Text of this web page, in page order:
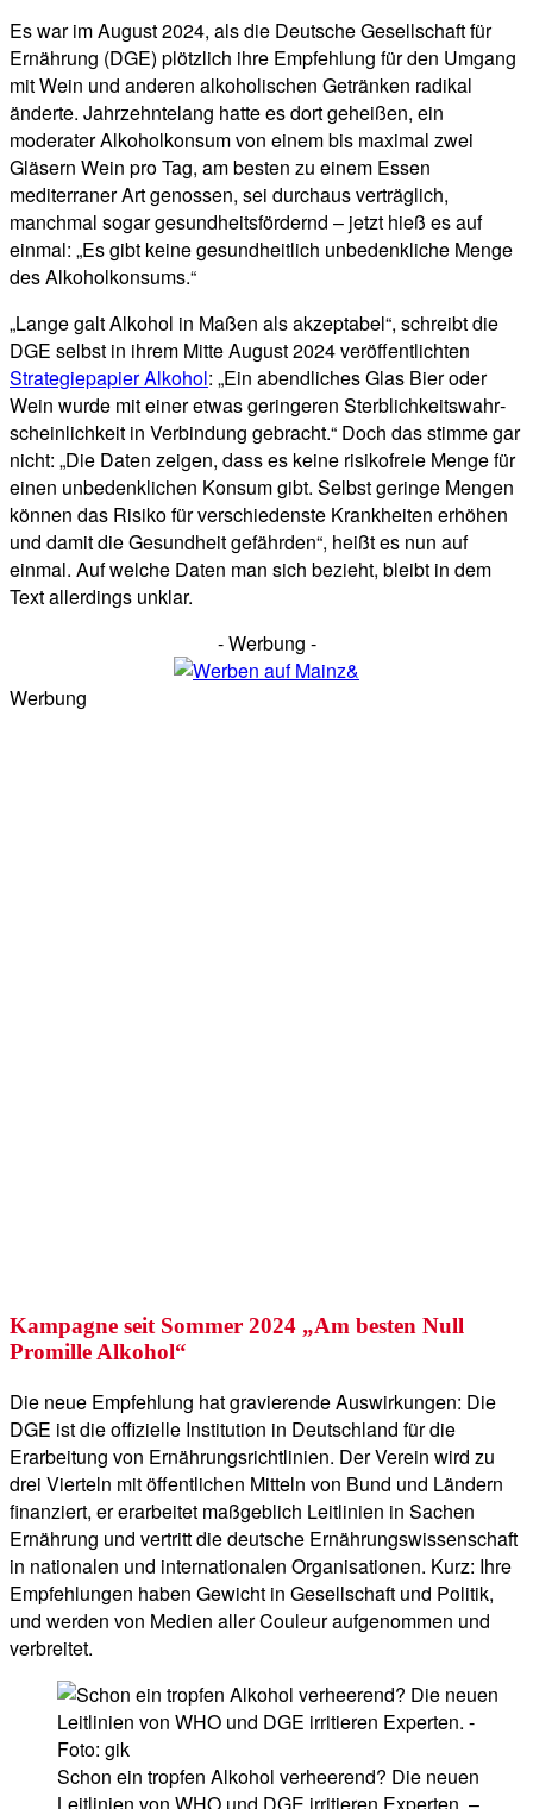
Es war im August 2024, als die Deutsche Gesellschaft für
Ernährung (DGE) plötzlich ihre Empfehlung für den Umgang
mit Wein und anderen alkoholischen Getränken radikal
änderte. Jahrzehntelang hatte es dort geheißen, ein
moderater Alkoholkonsum von einem bis maximal zwei
Gläsern Wein pro Tag, am besten zu einem Essen
mediterraner Art genossen, sei durchaus verträglich,
manchmal sogar gesundheitsfördernd – jetzt hieß es auf
einmal: „Es gibt keine gesundheitlich unbedenkliche Menge
des Alkoholkonsums.“
„Lang­e galt Alk­o­hol in Maßen als ak­zep­tabel“, schreibt die
DGE selbst in ihrem Mitte August 2024 veröffentlichten
Strategiepapier Alkohol: „Ein a­bend­lich­es Glas Bier oder
Wein wur­de mit ei­ner et­was ge­ring­er­en Sterb­lich­keits­wahr­
schein­lich­keit in Ver­bin­dung ge­bracht.“ Doch das stimme gar
nicht: „Die Daten zeigen, dass es keine risikofreie Menge für
einen unbedenklichen Konsum gibt. Selbst geringe Mengen
können das Risiko für verschiedenste Krankheiten erhöhen
und damit die Gesundheit gefährden“, heißt es nun auf
einmal. Auf welche Daten man sich bezieht, bleibt in dem
Text allerdings unklar.
- Werbung -
Werbung
Kampagne seit Sommer 2024 „Am besten Null
Promille Alkohol“
Die neue Empfehlung hat gravierende Auswirkungen: Die
DGE ist die offizielle Institution in Deutschland für die
Erarbeitung von Ernährungsrichtlinien. Der Verein wird zu
drei Vierteln mit öffentlichen Mitteln von Bund und Ländern
finanziert, er erarbeitet maßgeblich Leitlinien in Sachen
Ernährung und ver­tritt die deu­tsche Er­nähr­ungs­wis­sen­schaft
in na­tio­nal­en und in­ter­na­tio­nal­en Or­ga­ni­sa­tio­nen. Kurz: Ihre
Empfehlungen haben Gewicht in Gesellschaft und Politik,
und werden von Medien aller Couleur aufgenommen und
verbreitet.
Schon ein tropfen Alkohol verheerend? Die neuen
Leitlinien von WHO und DGE irritieren Experten. –